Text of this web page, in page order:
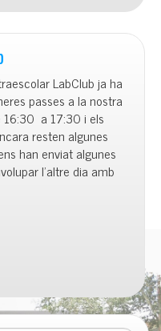
LabClub ja ha
passes a la nostra
16:30 a 17:30 i els
resten algunes
han enviat algunes
l’altre dia amb